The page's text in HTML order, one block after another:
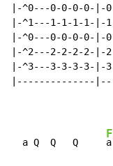
|-^0---0-0-0-0-|-
|-^1---1-1-1-1-|-
|-^0---0-0-0-0-|-
|-^2---2-2-2-2-|-
|-^3---3-3-3-3-|-
|--------------
  a Q  Q   Q